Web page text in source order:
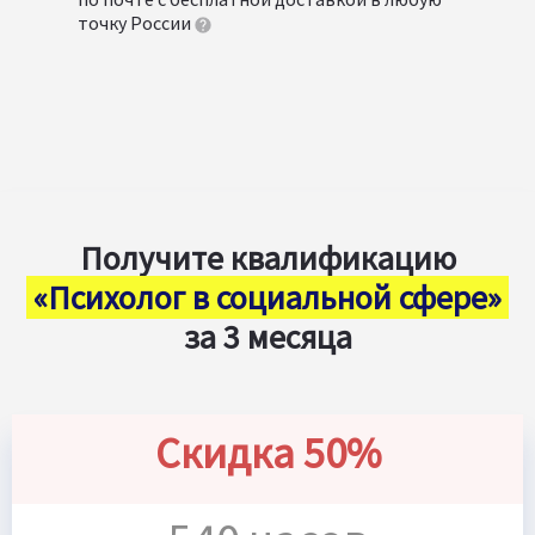
точку России
Получите квалификацию
«Психолог в социальной сфере»
за 3 месяца
Скидка 50%